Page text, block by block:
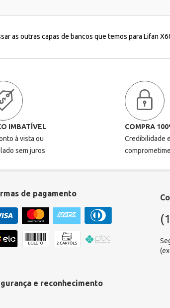
as outras capas de bancos que temos para Lifan
IMBATÍVEL
à vista ou
sem juros
COMPRA
Credibilidade e
de pagamento
e reconhecimento